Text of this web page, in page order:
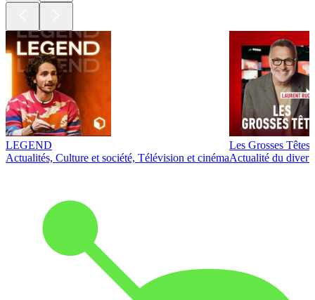
LEGEND
Actualités, Culture et société, Télévision et cinéma
Les Grosses Têtes
Actualité du